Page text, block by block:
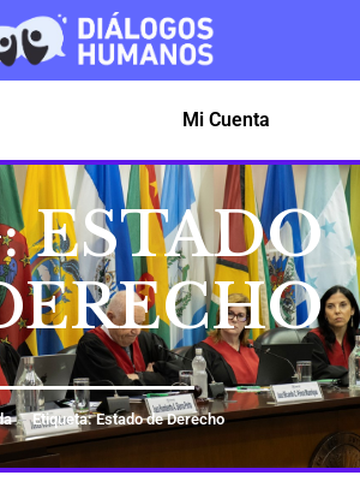
Mi Cuenta
ESTADO
Etiqueta: Estado de Derecho